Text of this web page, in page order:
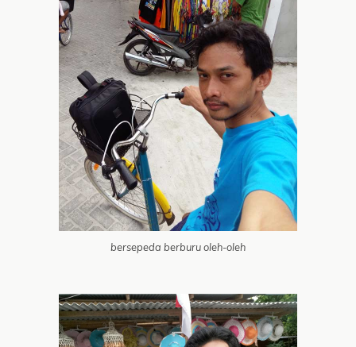
bersepeda berburu oleh-oleh